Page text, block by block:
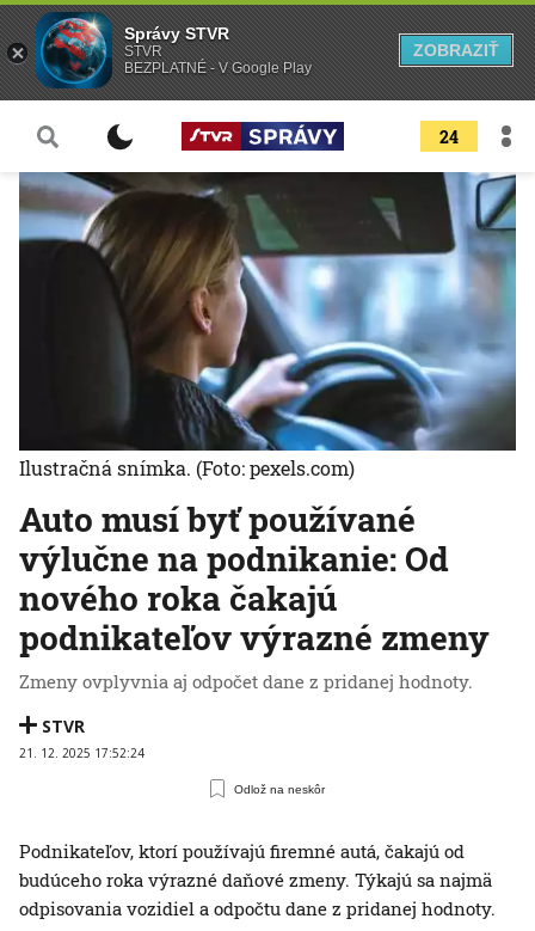
24
Auto musí byť používané
výlučne na podnikanie: Od
nového roka čakajú
podnikateľov výrazné zmeny
Zmeny ovplyvnia aj odpočet dane z pridanej hodnoty.
STVR
21. 12. 2025 17:52:24
Odlož na neskôr
Ilustračná snímka. (Foto: pexels.com)
Podnikateľov, ktorí používajú firemné autá, čakajú od
budúceho roka výrazné daňové zmeny. Týkajú sa najmä
odpisovania vozidiel a odpočtu dane z pridanej hodnoty.
Správy STVR
STVR
BEZPLATNÉ - V Google Play
ZOBRAZIŤ